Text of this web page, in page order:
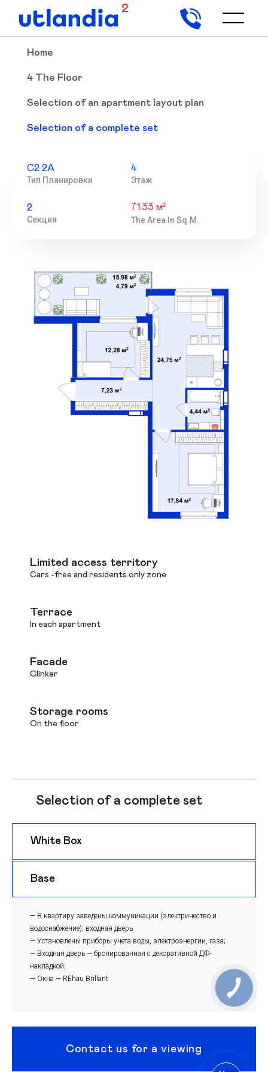
2
Home
4 The Floor
Selection of an apartment layout plan
Selection of a complete set
С2 2А
Тип Планировки
4
Этаж
2
Секция
71.33 м2
The Area In Sq.m.
Limited access territory
Cars -free and residents only zone
Terrace
In each apartment
Facade
Clinker
Storage rooms
On the floor
Selection of a complete set
White Box
Base
— В квартиру заведены коммуникации (электричество и
водоснабжение); входная дверь
— Установлены приборы учета воды, электроэнергии, газа;
— Входная дверь — бронированная с декоративной ДФ-
накладкой;
— Окна — REhau Brillant.
Contact us for a viewing